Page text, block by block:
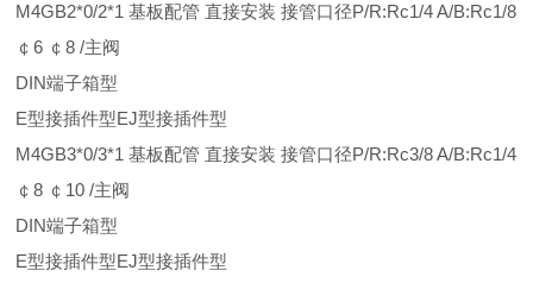
M4GB2*0/2*1 基板配管 直接安装 接管口径P/R:Rc1/4 A/B:Rc1/8
￠6 ￠8 /主阀
DIN端子箱型
E型接插件型EJ型接插件型
M4GB3*0/3*1 基板配管 直接安装 接管口径P/R:Rc3/8 A/B:Rc1/4
￠8 ￠10 /主阀
DIN端子箱型
E型接插件型EJ型接插件型